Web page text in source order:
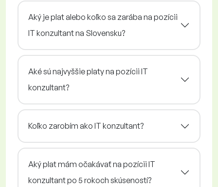
Aký je plat alebo koľko sa zarába na pozícii
IT konzultant na Slovensku?
Aké sú najvyššie platy na pozícii IT
konzultant?
Koľko zarobím ako IT konzultant?
Aký plat mám očakávať na pozícii IT
konzultant po 5 rokoch skúseností?